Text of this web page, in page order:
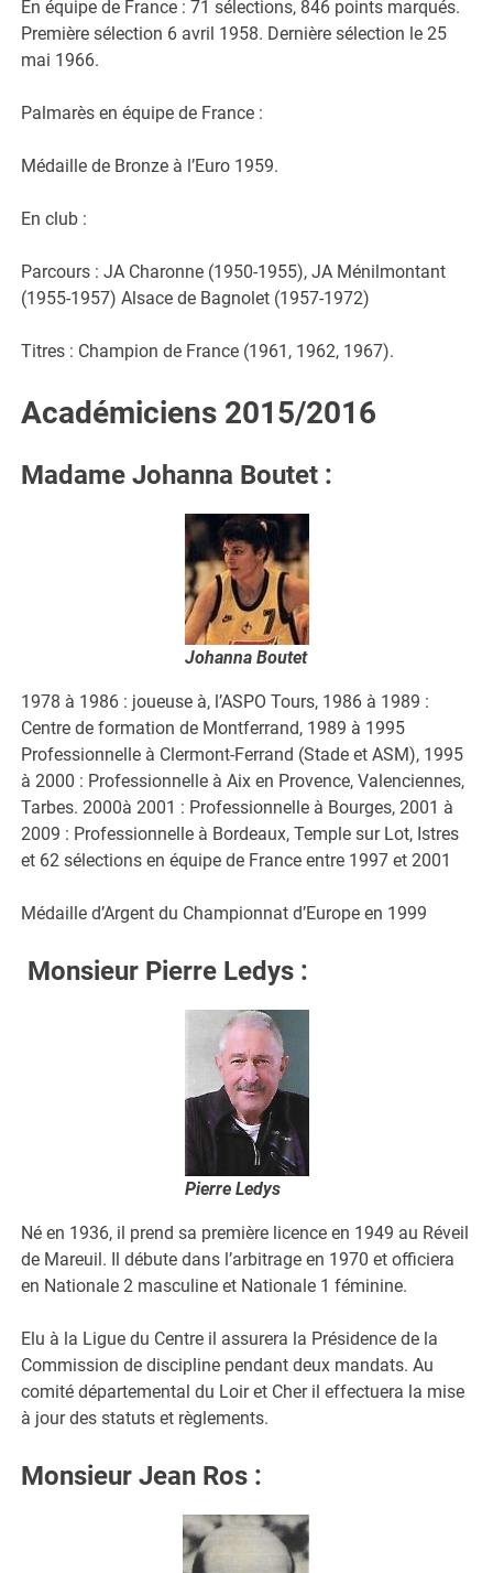
En équipe de France : 71 sélections, 846 points marqués.
Première sélection 6 avril 1958. Dernière sélection le 25
mai 1966.
Palmarès en équipe de France :
Médaille de Bronze à l’Euro 1959.
En club :
Parcours : JA Charonne (1950-1955), JA Ménilmontant
(1955-1957) Alsace de Bagnolet (1957-1972)
Titres : Champion de France (1961, 1962, 1967).
Académiciens 2015/2016
Madame Johanna Boutet :
Johanna Boutet
1978 à 1986 : joueuse à, l’ASPO Tours, 1986 à 1989 :
Centre de formation de Montferrand, 1989 à 1995
Professionnelle à Clermont-Ferrand (Stade et ASM), 1995
à 2000 : Professionnelle à Aix en Provence, Valenciennes,
Tarbes. 2000à 2001 : Professionnelle à Bourges, 2001 à
2009 : Professionnelle à Bordeaux, Temple sur Lot, Istres
et 62 sélections en équipe de France entre 1997 et 2001
Médaille d’Argent du Championnat d’Europe en 1999
Monsieur Pierre Ledys :
Pierre Ledys
Né en 1936, il prend sa première licence en 1949 au Réveil
de Mareuil. Il débute dans l’arbitrage en 1970 et officiera
en Nationale 2 masculine et Nationale 1 féminine.
Elu à la Ligue du Centre il assurera la Présidence de la
Commission de discipline pendant deux mandats. Au
comité départemental du Loir et Cher il effectuera la mise
à jour des statuts et règlements.
Monsieur Jean Ros :